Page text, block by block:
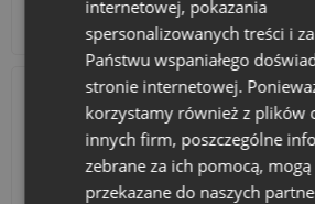
Kalendarze adwentowe
internetowej, pokazania
spersonalizowanych treści i
Państwu wspaniałego
stronie internetowej.
korzystamy również z plików
innych firm, poszczególne
zebrane za ich pomocą, mogą
przekazane do naszych